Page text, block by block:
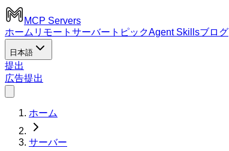
MCP Servers
ホーム リモートサーバー トピックAgent Skillsブログ
日本語
提出
広告提出
ホーム
サーバー